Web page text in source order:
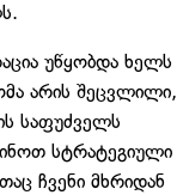
უწყობდა ხელს
არის შეცვლილი,
საფუძველს
სტრატეგიული
ჩვენი მხრიდან